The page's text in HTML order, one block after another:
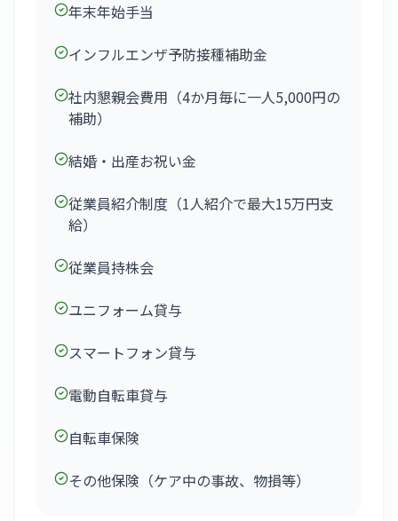
年末年始手当
インフルエンザ予防接種補助金
社内懇親会費用（4か月毎に一人5,000円の
補助）
結婚・出産お祝い金
従業員紹介制度（1人紹介で最大15万円支
給）
従業員持株会
ユニフォーム貸与
スマートフォン貸与
電動自転車貸与
自転車保険
その他保険（ケア中の事故、物損等）